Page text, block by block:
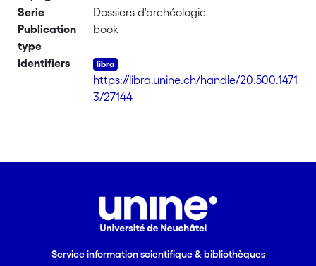
Serie
Dossiers d'archéologie
Publication
type
book
Identifiers
https://libra.unine.ch/handle/20.500.1471
3/27144
Service information scientifique & bibliothèques